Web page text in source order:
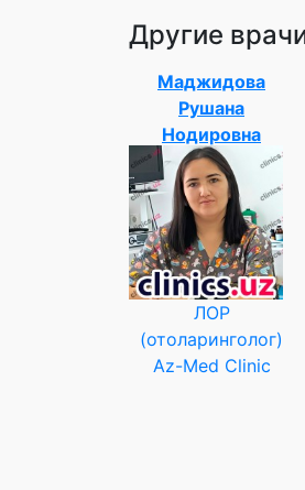
Другие
Маджидова
Рушана
Нодировна
ЛОР
(отоларинголог)
Az-Med Clinic